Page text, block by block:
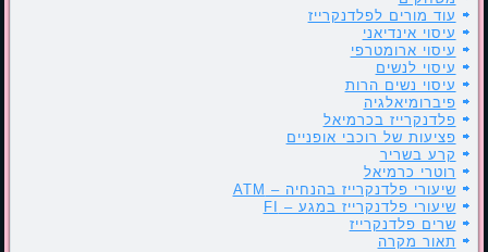
עוד מורים לפלדנקרייז
עיסוי אינדיאני
עיסוי ארומטרפי
עיסוי לנשים
עיסוי נשים הרות
פיברומיאלגיה
פלדנקרייז בכרמיאל
פציעות של רוכבי אופניים
קרע בשריר
רוטרי כרמיאל
שיעורי פלדנקרייז בהנחיה – ATM
שיעורי פלדנקרייז במגע – FI
שרים פלדנקרייז
תאור מקרה